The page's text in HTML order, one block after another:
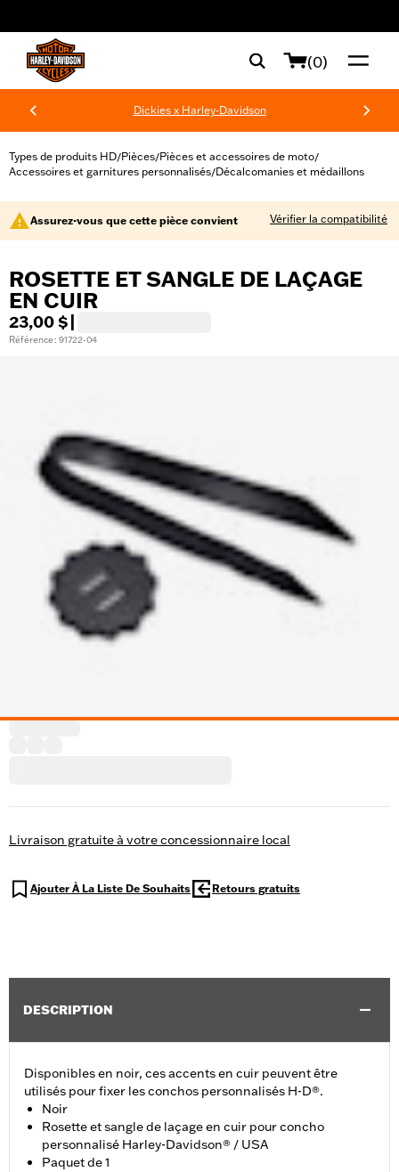
(0)
Dickies x Harley-Davidson
Types de produits HD/Pièces/Pièces et accessoires de moto/
Accessoires et garnitures personnalisés/Décalcomanies et médaillons
Assurez-vous que cette pièce convient Vérifier la compatibilité
ROSETTE ET SANGLE DE LAÇAGE
EN CUIR
23,00 $
Référence : 91722-04
Livraison gratuite à votre concessionnaire local
Ajouter À La Liste De Souhaits Retours gratuits
DESCRIPTION
Disponibles en noir, ces accents en cuir peuvent être
utilisés pour fixer les conchos personnalisés H-D®.
Noir
Rosette et sangle de laçage en cuir pour concho
personnalisé Harley-Davidson® / USA
Paquet de 1